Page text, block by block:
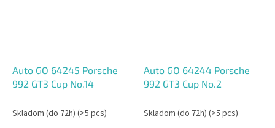
Auto GO 64245 Porsche
992 GT3 Cup No.14
Skladom (do 72h) (>5 pcs)
Auto GO 64244 Porsche
992 GT3 Cup No.2
Skladom (do 72h) (>5 pcs)